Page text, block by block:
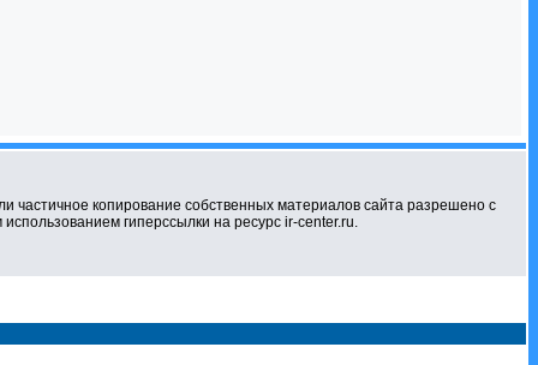
копирование собственных материалов сайта разрешено с
гиперссылки на ресурс ir-center.ru.